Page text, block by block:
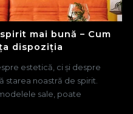
mai bună – Cum
dispoziția
estetică, ci și despre
starea noastră de spirit.
sale, poate